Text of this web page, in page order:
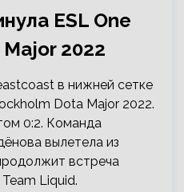
ESL One
2022
в нижней сетке
Dota Major 2022.
0:2. Команда
вылетела из
встреча
Liquid.